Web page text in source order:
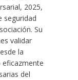
2025,
seguridad
Su
validar
la
eficazmente
del